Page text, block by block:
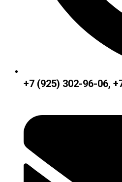
+7 (925) 302-96-06,